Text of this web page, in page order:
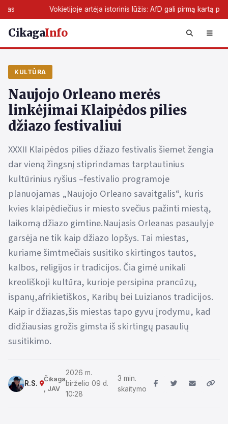
artėja istorinis lūžis: AfD gali pirmą kartą perimti žemės valdžią
CikagaInfo
KULTŪRA
Naujojo Orleano merės
linkėjimai Klaipėdos pilies
džiazo festivaliui
XXXII Klaipėdos pilies džiazo festivalis šiemet žengia
dar vieną žingsnį stiprindamas tarptautinius
kultūrinius ryšius –festivalio programoje
planuojamas „Naujojo Orleano savaitgalis“, kuris
kvies klaipėdiečius ir miesto svečius pažinti miestą,
laikomą džiazo gimtine.Naujasis Orleanas pasaulyje
garsėja ne tik kaip džiazo lopšys. Tai miestas,
kuriame šimtmečiais susitiko skirtingos tautos,
kalbos, religijos ir tradicijos. Čia gimė unikali
kreoliškoji kultūra, kurioje persipina prancūzų,
ispanų,afrikietiškos, Karibų bei Luizianos tradicijos.
Kaip ir džiazas,šis miestas tapo gyvu įrodymu, kad
didžiausias grožis gimsta iš skirtingų pasaulių
susitikimo.
R.S.
Čikaga
, JAV
2026 m.
birželio 09 d.
10:28
3 min.
skaitymo